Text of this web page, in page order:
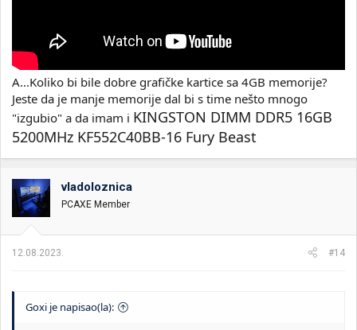
A...Koliko bi bile dobre grafičke kartice sa 4GB memorije?
Jeste da je manje memorije dal bi s time nešto mnogo
"izgubio" a da imam i KINGSTON DIMM DDR5 16GB
5200MHz KF552C40BB-16 Fury Beast
vladoloznica
PCAXE Member
12.08.2023. #14
Goxi je napisao(la):